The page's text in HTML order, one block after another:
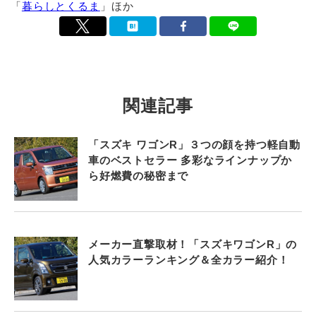
「暮らしとくるま 」ほか
関連記事
「スズキ ワゴンR」３つの顔を持つ軽自動
車のベストセラー 多彩なラインナップか
ら好燃費の秘密まで
メーカー直撃取材！「スズキワゴンR」の
人気カラーランキング＆全カラー紹介！